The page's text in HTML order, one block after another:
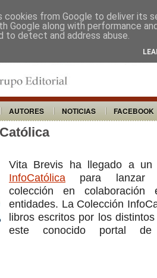
AUTORES NOTICIAS FACEBOOK
Vita Brevis ha llegado a un
InfoCatólica para lanzar
colección en colaboración
entidades. La Colección
libros escritos por los
este conocido portal de
cookies from Google to deliver its
Google along with performance
to detect and address abuse.